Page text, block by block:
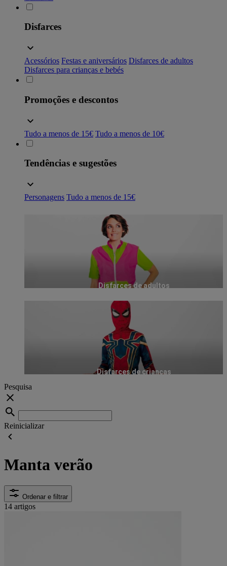
Disfarces
Acessórios Festas e aniversários Disfarces de adultos
Disfarces para crianças e bebés
Promoções e descontos
Tudo a menos de 15€ Tudo a menos de 10€
Tendências e sugestões
Personagens Tudo a menos de 15€
Disfarces de adultos
Disfarces de crianças
Pesquisa
Reinicializar
Manta verão
Ordenar e filtrar
14 artigos